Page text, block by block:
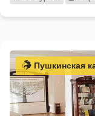
Пушкинская